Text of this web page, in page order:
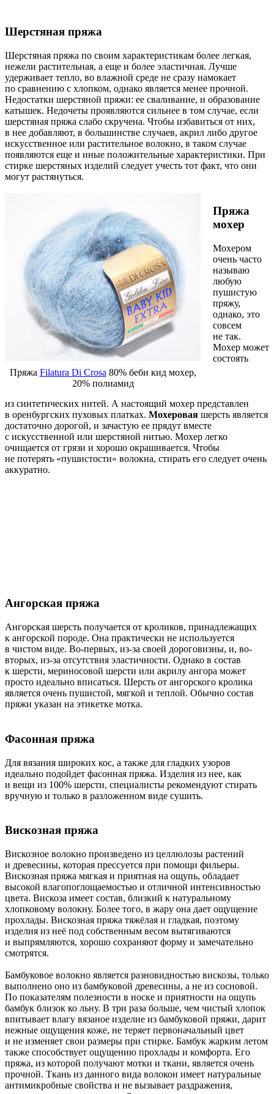
Шерстяная пряжа
Шерстяная пряжа по своим характеристикам более легкая,
нежели растительная, а еще и более эластичная. Лучше
удерживает тепло, во влажной среде не сразу намокает
по сравнению с хлопком, однако является менее прочной.
Недостатки шерстяной пряжи: ее сваливание, и образование
катышек. Недочеты проявляются сильнее в том случае, если
шерстяная пряжа слабо скручена. Чтобы избавиться от них,
в нее добавляют, в большинстве случаев, акрил либо другое
искусственное или растительное волокно, в таком случае
появляются еще и иные положительные характеристики. При
стирке шерстяных изделий следует учесть тот факт, что они
могут растянуться.
Пряжа Filatura Di Crosa 80% беби кид мохер,
20% полиамид
Пряжа
мохер
Мохером
очень часто
называю
любую
пушистую
пряжу,
однако, это
совсем
не так.
Мохер может
состоять
из синтетических нитей. А настоящий мохер представлен
в оренбургских пуховых платках. Мохеровая шерсть является
достаточно дорогой, и зачастую ее прядут вместе
с искусственной или шерстяной нитью. Мохер легко
очищается от грязи и хорошо окрашивается. Чтобы
не потерять «пушистости» волокна, стирать его следует очень
аккуратно.
Ангорская пряжа
Ангорская шерсть получается от кроликов, принадлежащих
к ангорской породе. Она практически не используется
в чистом виде. Во-первых, из-за своей дороговизны, и, во-
вторых, из-за отсутствия эластичности. Однако в состав
к шерсти, мериносовой шерсти или акрилу ангора может
просто идеально вписаться. Шерсть от ангорского кролика
является очень пушистой, мягкой и теплой. Обычно состав
пряжи указан на этикетке мотка.
Фасонная пряжа
Для вязания широких кос, а также для гладких узоров
идеально подойдет фасонная пряжа. Изделия из нее, как
и вещи из 100% шерсти, специалисты рекомендуют стирать
вручную и только в разложенном виде сушить.
Вискозная пряжа
Вискозное волокно произведено из целлюлозы растений
и древесины, которая прессуется при помощи фильеры.
Вискозная пряжа мягкая и приятная на ощупь, обладает
высокой влагопоглощаемостью и отличной интенсивностью
цвета. Вискоза имеет состав, близкий к натуральному
хлопковому волокну. Более того, в жару она дает ощущение
прохлады. Вискозная пряжа тяжёлая и гладкая, поэтому
изделия из неё под собственным весом вытягиваются
и выпрямляются, хорошо сохраняют форму и замечательно
смотрятся.
Бамбуковое волокно является разновидностью вискозы, только
выполнено оно из бамбуковой древесины, а не из сосновой.
По показателям полезности в носке и приятности на ощупь
бамбук близок ко льну. В три раза больше, чем чистый хлопок
впитывает влагу вязаное изделие из бамбуковой пряжи, дарит
нежные ощущения коже, не теряет первоначальный цвет
и не изменяет свои размеры при стирке. Бамбук жарким летом
также способствует ощущению прохлады и комфорта. Его
пряжа, из которой получают мотки и ткани, является очень
прочной. Ткань из данного вида волокон имеет натуральные
антимикробные свойства и не вызывает раздражения,